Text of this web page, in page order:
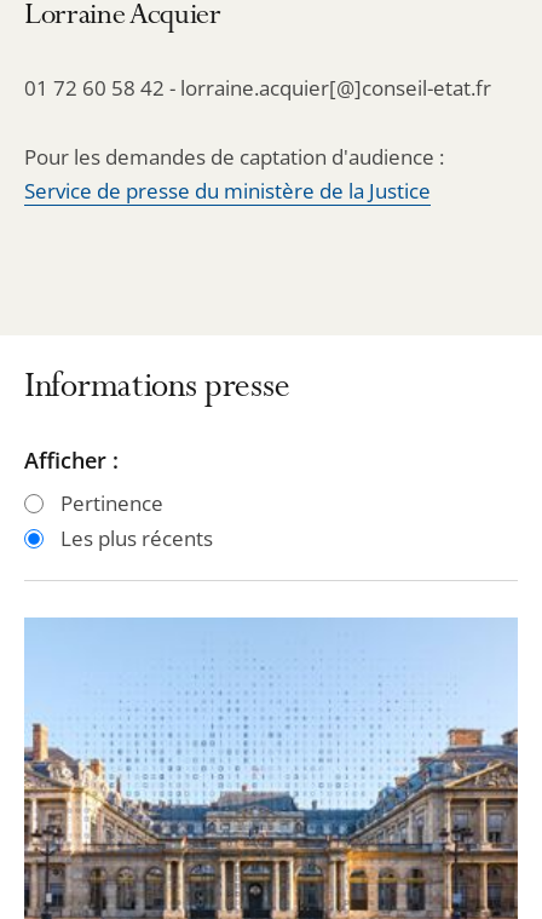
Lorraine Acquier
01 72 60 58 42 - lorraine.acquier[@]conseil-etat.fr
Pour les demandes de captation d'audience :
Service de presse du ministère de la Justice
Informations presse
Passer
les
filtres
Passer
les
filtres
Afficher :
Pertinence
Les plus récents
poursuit
sa
transformation
numérique
pour
une